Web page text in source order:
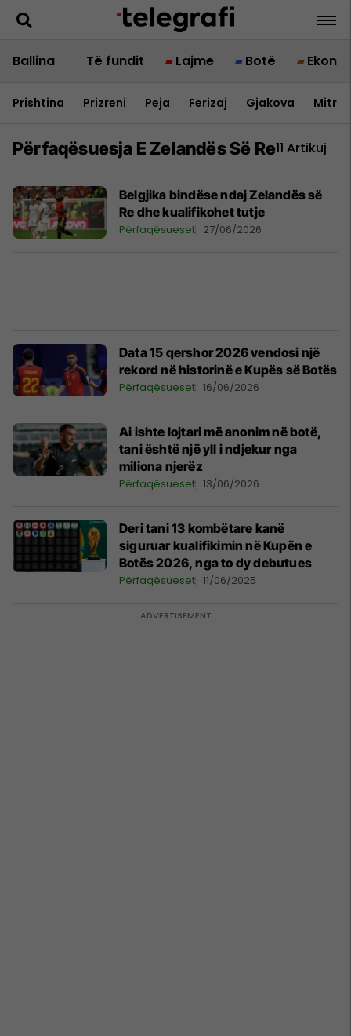
Ballina Të fundit Lajme Botë
Prishtina Prizreni Peja Ferizaj Gjakova
Përfaqësuesja E Zelandës Së Re11 Artikuj
Belgjika bindëse ndaj Zelandës së
Re dhe kualifikohet tutje
Përfaqësueset 27/06/2026
Data 15 qershor 2026 vendosi një
rekord në historinë e Kupës së Botës
Përfaqësueset 16/06/2026
Ai ishte lojtari më anonim në botë,
tani është një yll i ndjekur nga
miliona njerëz
Përfaqësueset 13/06/2026
Deri tani 13 kombëtare kanë
siguruar kualifikimin në Kupën e
Botës 2026, nga to dy debutues
Përfaqësueset 11/06/2025